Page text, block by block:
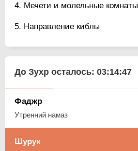
Мечети и молельные комнаты
Направление киблы
До Зухр осталось: 03:14:46
Фаджр
Утренний намаз
Шурук